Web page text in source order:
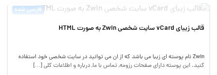
فارسی شده
قالب زیبای vCard سایت شخصی Zwin به صورت HTML
Zwin نام پوسته ای زیبا می باشد که از ان می توانید در سایت شخصی خود استفاده
کنید. این پوسته دارای صفحات رزومه, تماس با ما, درباره و اطلاعات کلی […]